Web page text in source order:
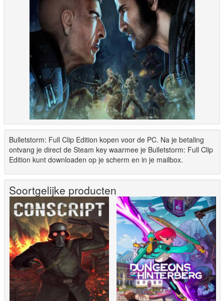
Bulletstorm: Full Clip Edition kopen voor de PC. Na je betaling
ontvang je direct de Steam key waarmee je Bulletstorm: Full Clip
Edition kunt downloaden op je scherm en in je mailbox.
Soortgelijke producten